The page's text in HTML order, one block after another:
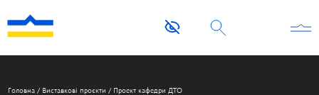
Головна / Виставкові проєкти / Проект кафедри ДТО